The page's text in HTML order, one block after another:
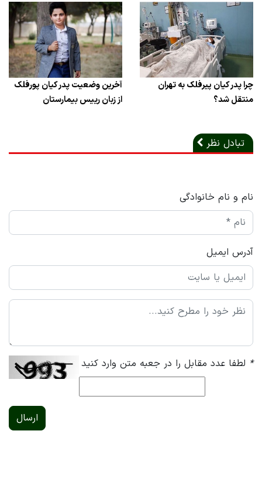
چرا پدر کیان پیرفلک به تهران
منتقل شد؟
آخرین وضعیت پدر کیان پورفلک
از زبان رییس بیمارستان
تبادل نظر
نام و نام خانوادگی
آدرس ایمیل
* لطفا عدد مقابل را در جعبه متن وارد کنید
ارسال